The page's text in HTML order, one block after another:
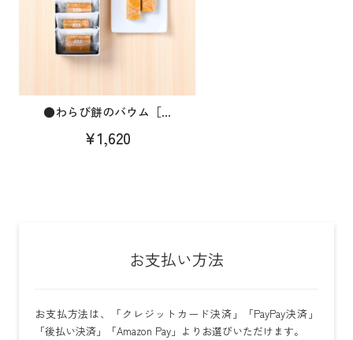
●わらび餅のバウム［...
¥1,620
お支払い方法
お支払方法は、「クレジットカード決済」「PayPay決済」
「後払い決済」「Amazon Pay」よりお選びいただけます。